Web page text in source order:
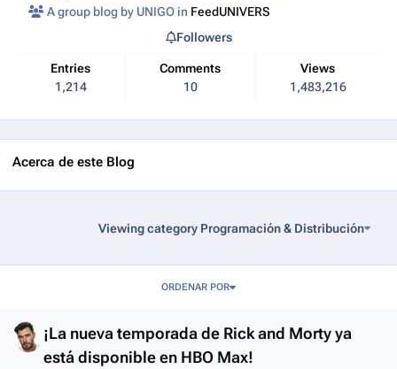
A group blog by UNIGO in FeedUNIVERS
Entries
1,214
Comments
10
Views
1,483,216
Followers
Acerca de este Blog
Viewing category Programación & Distribución
ORDENAR POR
¡La nueva temporada de Rick and Morty ya
está disponible en HBO Max!